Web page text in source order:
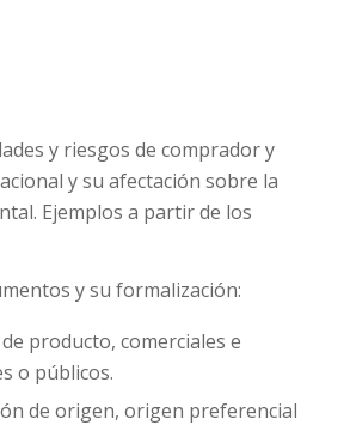
y riesgos de comprador y
y su afectación sobre la
Ejemplos a partir de los
y su formalización:
producto, comerciales e
o públicos.
de origen, origen preferencial